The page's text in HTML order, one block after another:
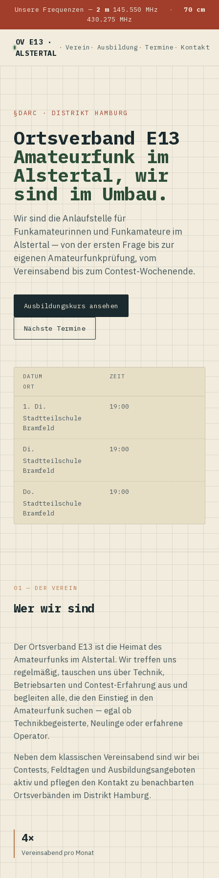
Unsere Frequenzen — 2 m145.550 MHz ·
70 cm
430.275 MHz
OV E13 ·
ALSTERTAL
Verein Ausbildung Termine Kontakt
DARC · DISTRIKT HAMBURG
Ortsverband E13
Amateurfunk im
Alstertal, wir
sind im Umbau.
Wir sind die Anlaufstelle für
Funkamateurinnen und Funkamateure im
Alstertal — von der ersten Frage bis zur
eigenen Amateurfunkprüfung, vom
Vereinsabend bis zum Contest-Wochenende.
Ausbildungskurs ansehen
Nächste Termine
DATUM
ZEIT
ORT
1. Di.
19:00
Stadtteilschule
Bramfeld
Di.
19:00
Stadtteilschule
Bramfeld
Do.
19:00
Stadtteilschule
Bramfeld
01 — DER VEREIN
Wer wir sind
Der Ortsverband E13 ist die Heimat des
Amateurfunks im Alstertal. Wir treffen uns
regelmäßig, tauschen uns über Technik,
Betriebsarten und Contest-Erfahrung aus und
begleiten alle, die den Einstieg in den
Amateurfunk suchen — egal ob
Technikbegeisterte, Neulinge oder erfahrene
Operator.
Neben dem klassischen Vereinsabend sind wir bei
Contests, Feldtagen und Ausbildungsangeboten
aktiv und pflegen den Kontakt zu benachbarten
Ortsverbänden im Distrikt Hamburg.
4×
Vereinsabend pro Monat